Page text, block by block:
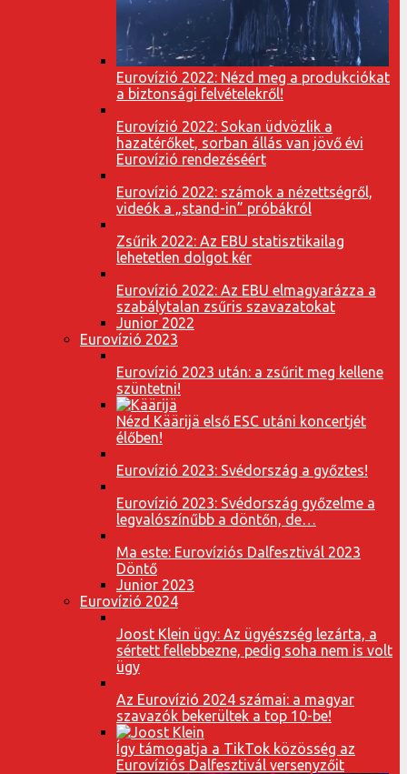
Eurovízió 2022: Nézd meg a produkciókat
a biztonsági felvételekről!
Eurovízió 2022: Sokan üdvözlik a
hazatérőket, sorban állás van jövő évi
Eurovízió rendezéséért
Eurovízió 2022: számok a nézettségről,
videók a „stand-in” próbákról
Zsűrik 2022: Az EBU statisztikailag
lehetetlen dolgot kér
Eurovízió 2022: Az EBU elmagyarázza a
szabálytalan zsűris szavazatokat
Junior 2022
Eurovízió 2023
Eurovízió 2023 után: a zsűrit meg kellene
szüntetni!
Nézd Käärijä első ESC utáni koncertjét
élőben!
Eurovízió 2023: Svédország a győztes!
Eurovízió 2023: Svédország győzelme a
legvalószínűbb a döntőn, de…
Ma este: Eurovíziós Dalfesztivál 2023
Döntő
Junior 2023
Eurovízió 2024
Joost Klein ügy: Az ügyészség lezárta, a
sértett fellebbezne, pedig soha nem is volt
ügy
Az Eurovízió 2024 számai: a magyar
szavazók bekerültek a top 10-be!
Így támogatja a TikTok közösség az
Eurovíziós Dalfesztivál versenyzőit